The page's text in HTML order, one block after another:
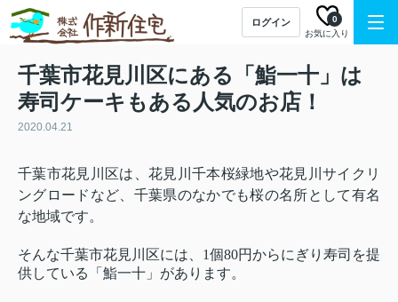
ログイン
お気に入り
0
千葉市花見川区にある「鮨一十」は
寿司ケーキもある人気のお店！
2020.04.21
千葉市花見川区は、花見川千本桜緑地や花見川サイクリ
ングロードなど、千葉県のなかでも桜の名所として有名
な地域です。
そんな千葉市花見川区には、1個80円からにぎり寿司を提
供している「鮨一十」があります。